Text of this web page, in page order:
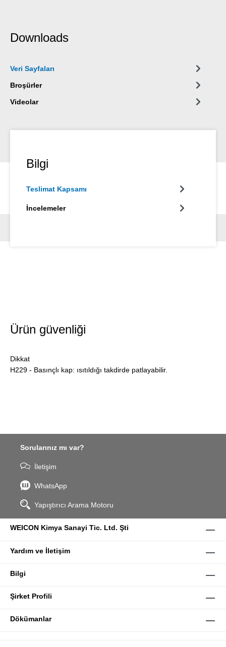
Downloads
Veri Sayfaları
Broşürler
Videolar
Bilgi
Teslimat Kapsamı
İncelemeler
Ürün güvenliği
Dikkat
H229 - Basınçlı kap: ısıtıldığı takdirde patlayabilir.
Sorularınız mı var?
İletişim
WhatsApp
Yapıştırıcı Arama Motoru
WEICON Kimya Sanayi Tic. Ltd. Şti
Yardım ve İletişim
Bilgi
Şirket Profili
Dökümanlar